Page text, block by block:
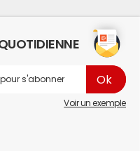
Voir un exemple